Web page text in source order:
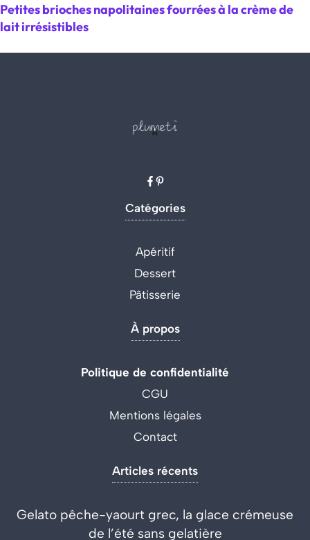
Petites brioches napolitaines fourrées à la crème de
lait irrésistibles
Catégories
Apéritif
Dessert
Pâtisserie
À propos
Politique de confidentialité
CGU
Mentions légales
Contact
Articles récents
Gelato pêche-yaourt grec, la glace crémeuse
de l’été sans gelatière